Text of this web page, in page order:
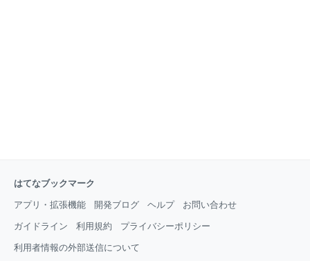
はてなブックマーク
アプリ・拡張機能 開発ブログ ヘルプ お問い合わせ
ガイドライン 利用規約 プライバシーポリシー
利用者情報の外部送信について